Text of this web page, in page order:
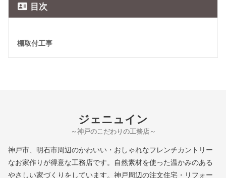
目次
棚取付工事
ジェニュイン
～神戸のこだわりの工務店～
神戸市、明石市周辺のかわいい・おしゃれなフレンチカントリー
なお家作りが得意な工務店です。自然素材を使った温かみのある
やさしい家づくりをしています。神戸周辺の注文住宅・リフォー